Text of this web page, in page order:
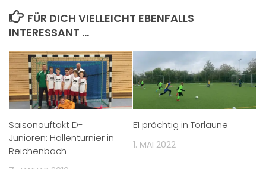
FÜR DICH VIELLEICHT EBENFALLS
INTERESSANT …
Saisonauftakt D-
Junioren: Hallenturnier in
Reichenbach
E1 prächtig in Torlaune
1. MAI 2022